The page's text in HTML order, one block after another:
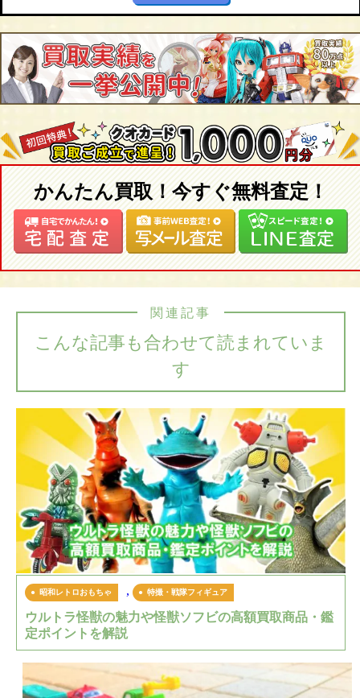
かんたん買取！今すぐ無料査定！
こんな記事も合わせて読まれていま
す
関連記事
昭和レトロおもちゃ , 特撮・戦隊フィギュア
ウルトラ怪獣の魅力や怪獣ソフビの高額買取商品・鑑
定ポイントを解説